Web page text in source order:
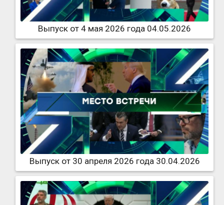
Выпуск от 4 мая 2026 года 04.05.2026
Выпуск от 30 апреля 2026 года 30.04.2026